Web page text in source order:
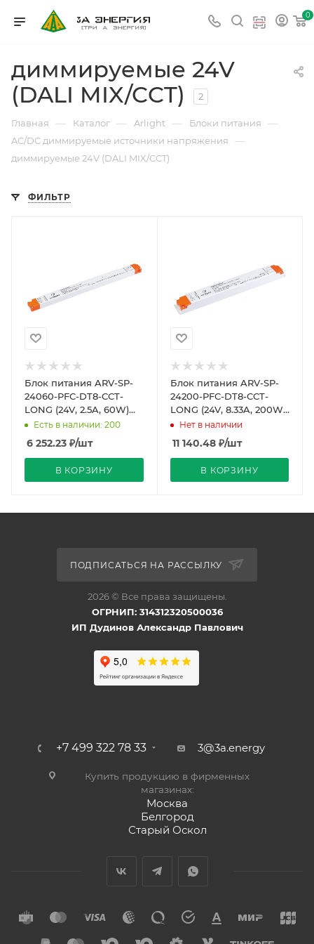
0
диммируемые 24V
(DALI MIX/CCT)
2
Главная — Каталог — Arlight — Блоки питания —
AC/DC диммируемые источники напряжения —
диммируемые 24V (DALI MIX/CCT)
ФИЛЬТР
Блок питания ARV-SP-
24060-PFC-DT8-CCT-
LONG (24V, 2.5A, 60W)
(Arlight, IP20 Пластик, 5
Есть в наличии: 200
6 252.23 ₽/шт
В КОРЗИНУ
Блок питания ARV-SP-
24200-PFC-DT8-CCT-
LONG (24V, 8.33A, 200W)
(Arlight, IP20 Пластик, 5
Нет в наличии
11 140.48₽/шт
В КОРЗИНУ
ПОДПИСАТЬСЯ НА РАССЫЛКУ
2026 © Все права защищены.
ОГРНИП: 314312320500036
ИП Дудинов Александр Павлович
+7 499 322 78 33 3@3a.energy
Купить продукцию в фирменных
магазинах:
Москва
Белгород
Старый Оскол